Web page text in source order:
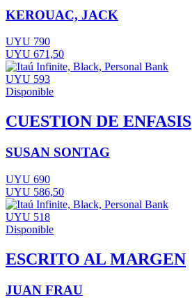
KEROUAC, JACK
UYU 790
UYU 671,50
UYU 593
Disponible
CUESTION DE ENFASIS
SUSAN SONTAG
UYU 690
UYU 586,50
UYU 518
Disponible
ESCRITO AL MARGEN
JUAN FRAU